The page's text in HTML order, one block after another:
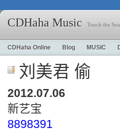
CDHaha Music Touch the
CDHaha Online Blog MUSIC
刘美君 偷
2012.07.06
新艺宝
8898391